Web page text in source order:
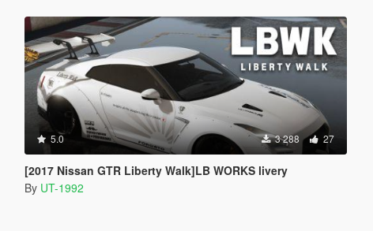
5.0 3 288 27
[2017 Nissan GTR Liberty Walk]LB WORKS livery
By UT-1992